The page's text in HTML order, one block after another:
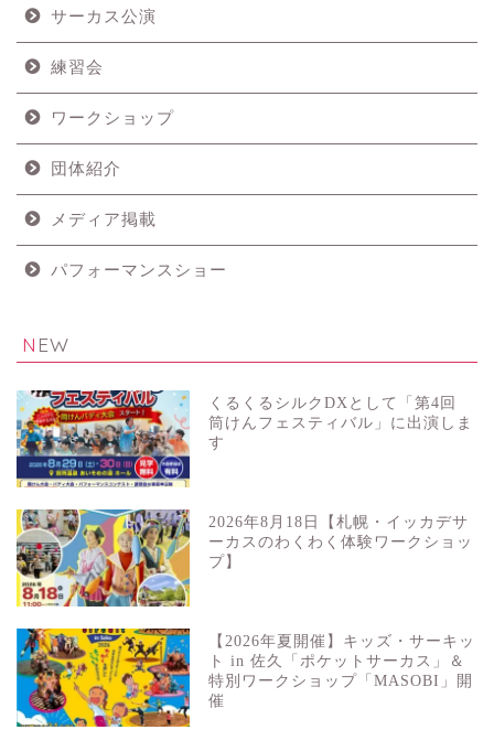
サーカス公演
練習会
ワークショップ
団体紹介
メディア掲載
パフォーマンスショー
NEW
くるくるシルクDXとして「第4回
筒けんフェスティバル」に出演しま
す
2026年8月18日【札幌・イッカデサ
ーカスのわくわく体験ワークショッ
プ】
【2026年夏開催】キッズ・サーキッ
ト in 佐久「ポケットサーカス」＆
特別ワークショップ「MASOBI」開
催